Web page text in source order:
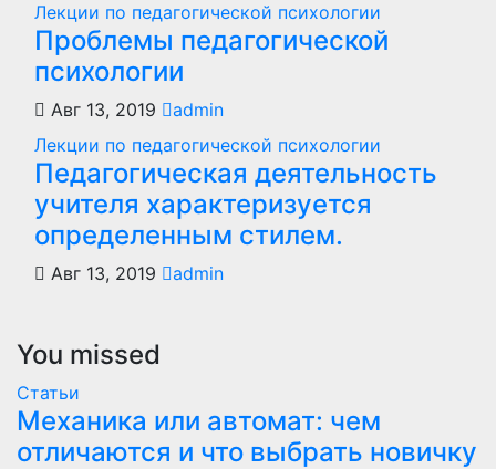
Лекции по педагогической психологии
Проблемы педагогической
психологии
Авг 13, 2019
admin
Лекции по педагогической психологии
Педагогическая деятельность
учителя характеризуется
определенным стилем.
Авг 13, 2019 admin
You missed
Статьи
Механика или автомат: чем
отличаются и что выбрать новичку